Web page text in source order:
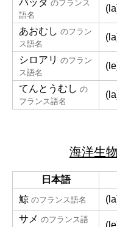
バッタ のフランス
語名
あおむし のフラン
ス語名
シロアリ のフラン
ス語名
てんとうむし の
フランス語名
海洋生
日本語
鯨 のフランス語名
サメ のフランス語